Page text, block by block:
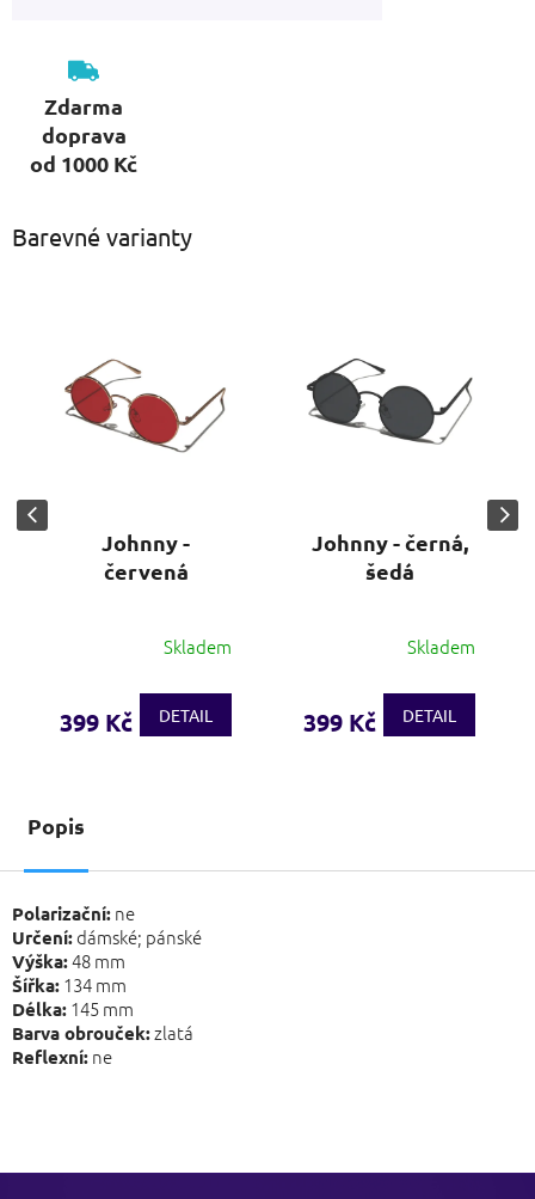
Zdarma
doprava
od 1000 Kč
Barevné varianty
Johnny -
červená
Skladem
399 Kč DETAIL
Johnny - černá,
šedá
Skladem
399 Kč DETAIL
Popis
Polarizační: ne
Určení:dámské; pánské
Výška:48 mm
Šířka: 134 mm
Délka: 145 mm
Barva obrouček:zlatá
Reflexní: ne